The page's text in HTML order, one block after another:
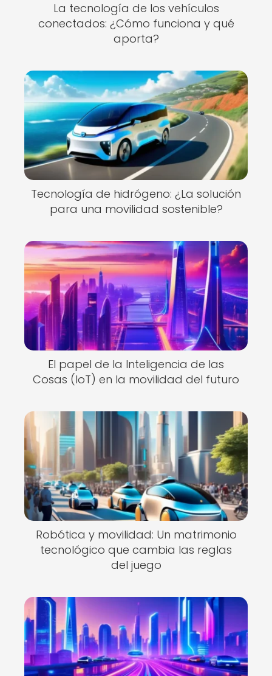
La tecnología de los vehículos
conectados: ¿Cómo funciona y qué
aporta?
Tecnología de hidrógeno: ¿La solución
para una movilidad sostenible?
El papel de la Inteligencia de las
Cosas (IoT) en la movilidad del futuro
Robótica y movilidad: Un matrimonio
tecnológico que cambia las reglas
del juego